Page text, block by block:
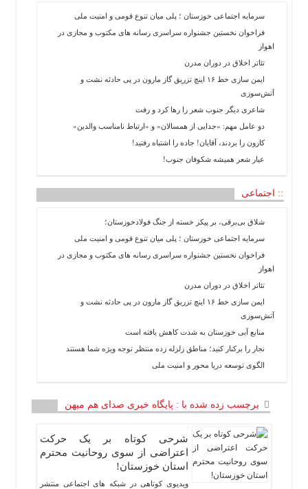
اخبار
سایت
سیاسی
فرهنگی
ورزشی
چند
گزارش
یادداشت
سرمایه اجتماعی خوزستان ؛ پلی میان تنوع قومی و امنیت ملی
فراخوان نخستین جشنواره سراسری رسانه های مکتوب و مجازی در
اهواز
تئاتر اخلاق در دوران مدرن
ایمن سازی خط ۱۶ اینچ تزریق گاز مارون در پی حادثه نشت و
آتش‌سوزی
شاعری دیگر جنوب شعر را رها کرد و رفت
دو عامل مهم: «جدایی از همسالان» و «ارتباط نامناسب والدین»
کارون را بردند، آقایان! جاده را اشتباه رفتید!
عیار شعر همیشه شکوفان جنوب!
:: اجتماعی
شلاق‌ بی‌برقی، بر پیکر خسته‌ از جنگ فولادخوزستان؛
سرمایه اجتماعی خوزستان ؛ پلی میان تنوع قومی و امنیت ملی
فراخوان نخستین جشنواره سراسری رسانه های مکتوب و مجازی در
اهواز
تئاتر اخلاق در دوران مدرن
ایمن سازی خط ۱۶ اینچ تزریق گاز مارون در پی حادثه نشت و
آتش‌سوزی
منابع آبی خوزستان به شدت کاهش یافته است
نجار را برکنار کنید؛ مناطق زلزله زده منتظر توجه ویژه شما هستند
الگوی توسعه دریا محور و امنیت ملی
برچسب زده شده با : پایگاه خبری صدای هم میهن
شرحی کوتاه بر یک حرکت
اعتراضی از سوی روحانیت محترم
استان خوزستان!
ویدیوی کوتاهی در شبکه های اجتماعی منتشر